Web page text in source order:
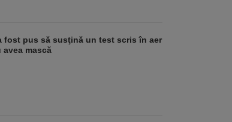
fost pus să susţină un test scris în aer
avea mască